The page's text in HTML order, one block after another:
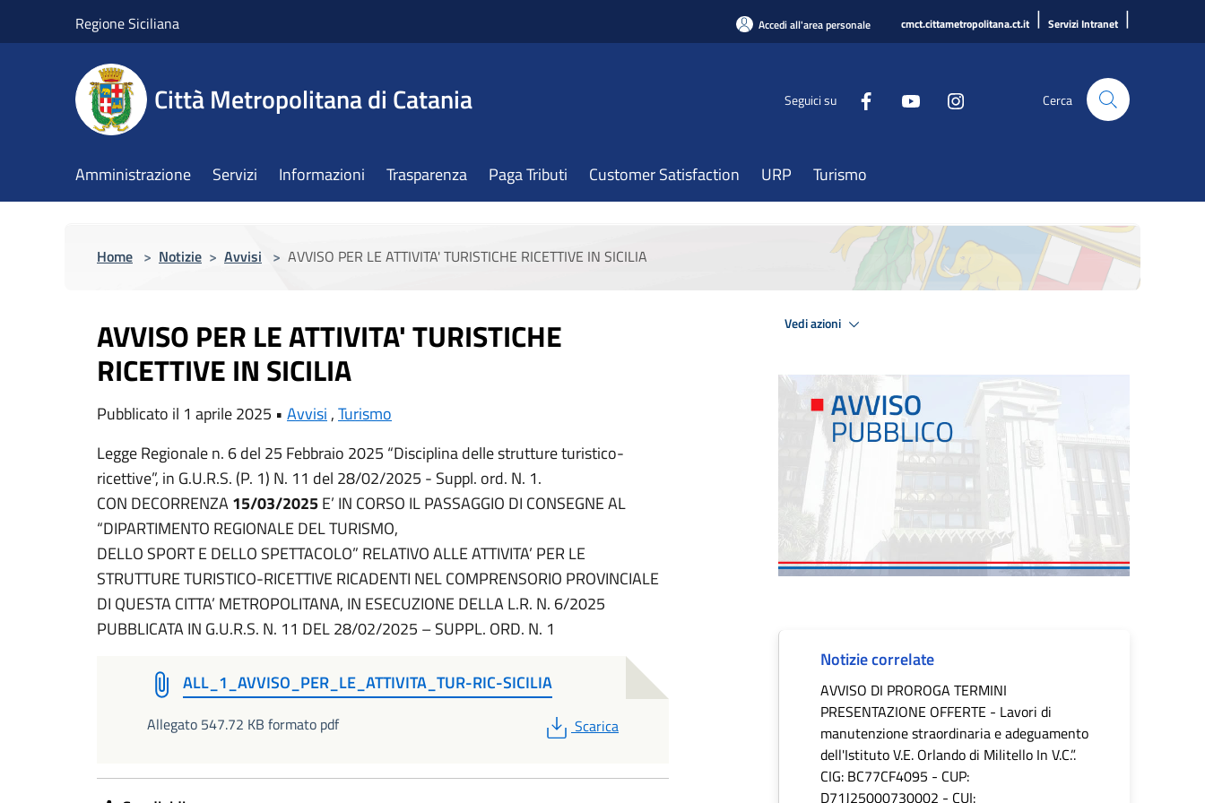
Regione Siciliana Accedi all'area personale cmct.cittametropolitana.ct.it | Servizi Intranet |
Città Metropolitana di Catania Seguici su Cerca
Amministrazione Servizi Informazioni Trasparenza Paga Tributi Customer Satisfaction URP Turismo
Home > Notizie > Avvisi > AVVISO PER LE ATTIVITA' TURISTICHE RICETTIVE IN SICILIA
AVVISO PER LE ATTIVITA' TURISTICHE
RICETTIVE IN SICILIA
Pubblicato il 1 aprile 2025 • Avvisi ,Turismo
Legge Regionale n. 6 del 25 Febbraio 2025 “Disciplina delle strutture turistico-
ricettive”, in G.U.R.S. (P. 1) N. 11 del 28/02/2025 - Suppl. ord. N. 1.
CON DECORRENZA15/03/2025E’ IN CORSO IL PASSAGGIO DI CONSEGNE AL
“DIPARTIMENTO REGIONALE DEL TURISMO,
DELLO SPORT E DELLO SPETTACOLO” RELATIVO ALLE ATTIVITA’ PER LE
STRUTTURE TURISTICO-RICETTIVE RICADENTI NEL COMPRENSORIO PROVINCIALE
DI QUESTA CITTA’ METROPOLITANA, IN ESECUZIONE DELLA L.R. N. 6/2025
PUBBLICATA IN G.U.R.S. N. 11 DEL 28/02/2025 – SUPPL. ORD. N. 1
ALL_1_AVVISO_PER_LE_ATTIVITA_TUR-RIC-SICILIA
Allegato 547.72 KB formato pdf PDF
Scarica
Vedi azioni
Notizie correlate
AVVISO DI PROROGA TERMINI
PRESENTAZIONE OFFERTE - Lavori di
manutenzione straordinaria e adeguamento
dell'Istituto V.E. Orlando di Militello In V.C.”.
CIG: BC77CF4095 - CUP:
D71J25000730002 - CUI: